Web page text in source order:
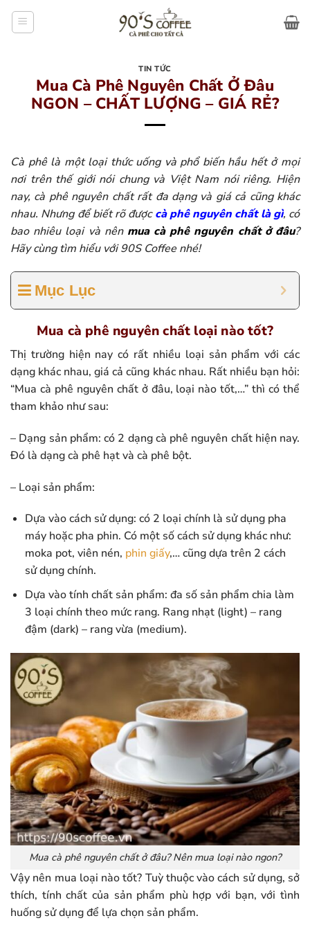
TIN TỨC
Mua Cà Phê Nguyên Chất Ở Đâu
NGON – CHẤT LƯỢNG – GIÁ RẺ?
Cà phê là một loại thức uống và phổ biến hầu hết ở mọi
nơi trên thế giới nói chung và Việt Nam nói riêng. Hiện
nay, cà phê nguyên chất rất đa dạng và giá cả cũng khác
nhau. Nhưng để biết rõ đượccà phê nguyên chất là gì, có
bao nhiêu loại và nên mua cà phê nguyên chất ở đâu?
Hãy cùng tìm hiểu với 90S Coffee nhé!
Mục Lục
Mua cà phê nguyên chất loại nào tốt?
Thị trường hiện nay có rất nhiều loại sản phẩm với các
dạng khác nhau, giá cả cũng khác nhau. Rất nhiều bạn hỏi:
“Mua cà phê nguyên chất ở đâu, loại nào tốt,…” thì có thể
tham khảo như sau:
– Dạng sản phẩm: có 2 dạng cà phê nguyên chất hiện nay.
Đó là dạng cà phê hạt và cà phê bột.
– Loại sản phẩm:
Dựa vào cách sử dụng: có 2 loại chính là sử dụng pha
máy hoặc pha phin. Có một số cách sử dụng khác như:
moka pot, viên nén, phin giấy,… cũng dựa trên 2 cách
sử dụng chính.
Dựa vào tính chất sản phẩm: đa số sản phẩm chia làm
3 loại chính theo mức rang. Rang nhạt (light) – rang
đậm (dark) – rang vừa (medium).
Mua cà phê nguyên chất ở đâu? Nên mua loại nào ngon?
Vậy nên mua loại nào tốt? Tuỳ thuộc vào cách sử dụng, sở
thích, tính chất của sản phẩm phù hợp với bạn, với tình
huống sử dụng để lựa chọn sản phẩm.